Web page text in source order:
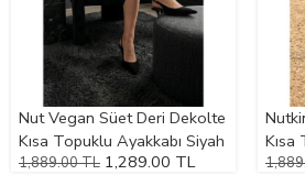
Nut Vegan Süet Deri Dekolte
Kısa Topuklu Ayakkabı Siyah
1,889.00 TL 1,289.00 TL
Kısa